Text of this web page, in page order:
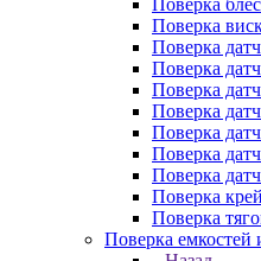
Поверка
Поверка
Поверка
Поверка
Поверка
Поверка
Поверка
Поверка
Поверка
Поверка
Поверка
Поверка емкостей